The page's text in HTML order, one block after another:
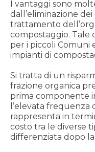
I vantaggi sono
dall’eliminazione
trattamento
compostaggio. Tale
per i piccoli Comuni
impianti di
Si tratta di un
frazione organica
prima componente
l’elevata frequenza
rappresenta in
costo tra le diverse
differenziata dopo